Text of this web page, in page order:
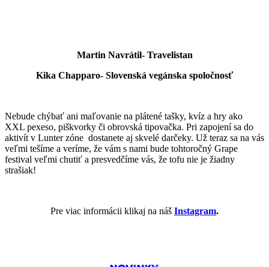
Martin Navrátil- Travelistan
Kika Chapparo- Slovenská vegánska spoločnosť
Nebude chýbať ani maľovanie na plátené tašky, kvíz a hry ako
XXL pexeso, piškvorky či obrovská tipovačka. Pri zapojení sa do
aktivít v Lunter zóne dostanete aj skvelé darčeky. Už teraz sa na vás
veľmi tešíme a veríme, že vám s nami bude tohtoročný Grape
festival veľmi chutiť a presvedčíme vás, že tofu nie je žiadny
strašiak!
Pre viac informácii klikaj na náš Instagram.